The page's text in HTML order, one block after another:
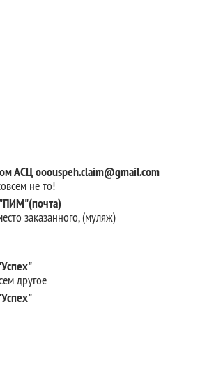
АСЦ ooouspeh.claim@gmail.com
не то!
заказанного, (муляж)
другое